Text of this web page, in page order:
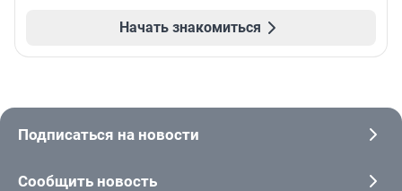
Начать знакомиться
Подписаться на новости
Сообщить новость